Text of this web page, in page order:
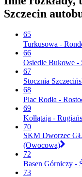
Szczecin
65
Turkusowa -
66
Osiedle Bukowe
67
Stocznia
68
Plac Rodła -
69
Kołłątaja -
70
SKM Dworzec
(Owocowa)
72
Basen Górniczy -
73